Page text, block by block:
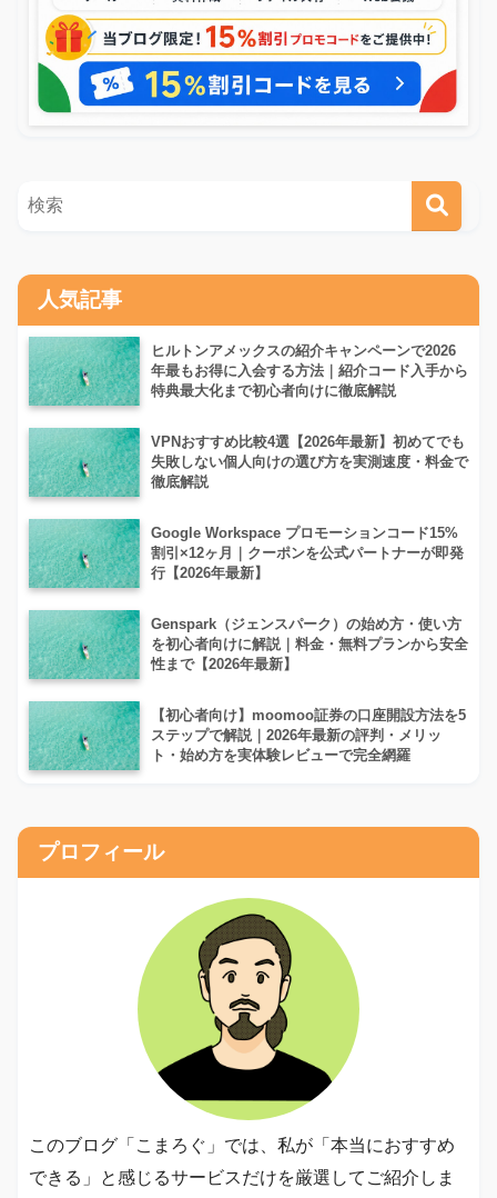
人気記事
ヒルトンアメックスの紹介キャンペーンで2026
年最もお得に入会する方法｜紹介コード入手から
特典最大化まで初心者向けに徹底解説
VPNおすすめ比較4選【2026年最新】初めてでも
失敗しない個人向けの選び方を実測速度・料金で
徹底解説
Google Workspace プロモーションコード15%
割引×12ヶ月｜クーポンを公式パートナーが即発
行【2026年最新】
Genspark（ジェンスパーク）の始め方・使い方
を初心者向けに解説｜料金・無料プランから安全
性まで【2026年最新】
【初心者向け】moomoo証券の口座開設方法を5
ステップで解説｜2026年最新の評判・メリッ
ト・始め方を実体験レビューで完全網羅
プロフィール
このブログ「こまろぐ」では、私が「本当におすすめ
できる」と感じるサービスだけを厳選してご紹介しま